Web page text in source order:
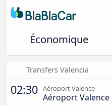
Économique
Transfers Valencia
02:30 Aéroport Valence
Aéroport Valence